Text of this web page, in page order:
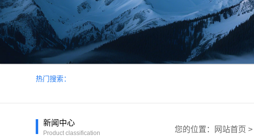
热门搜索：
新闻中心
Product classification 您的位置： 网站首页 >